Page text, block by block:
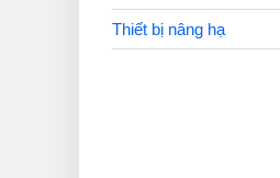
Thiết bị nâng hạ